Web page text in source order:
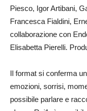
Piesco, Igor Artibani,
Francesca Fialdini,
collaborazione con
Elisabetta Pierelli.
Il format si conferma
emozioni, sorrisi,
possibile parlare e